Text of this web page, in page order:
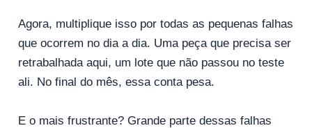
Agora, multiplique isso por todas as pequenas falhas
que ocorrem no dia a dia. Uma peça que precisa ser
retrabalhada aqui, um lote que não passou no teste
ali. No final do mês, essa conta pesa.
E o mais frustrante? Grande parte dessas falhas